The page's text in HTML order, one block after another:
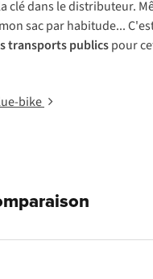
clé dans le distributeur.
sac par habitude...
transports publicspour
bike